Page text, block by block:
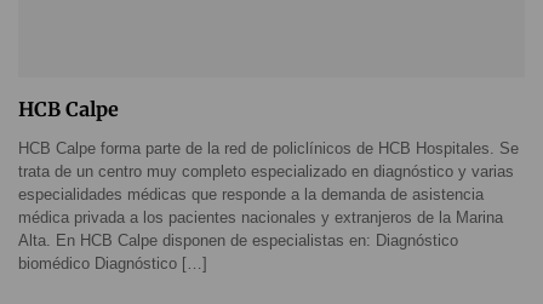
HCB Calpe
HCB Calpe forma parte de la red de policlínicos de HCB Hospitales. Se
trata de un centro muy completo especializado en diagnóstico y varias
especialidades médicas que responde a la demanda de asistencia
médica privada a los pacientes nacionales y extranjeros de la Marina
Alta. En HCB Calpe disponen de especialistas en: Diagnóstico
biomédico Diagnóstico […]